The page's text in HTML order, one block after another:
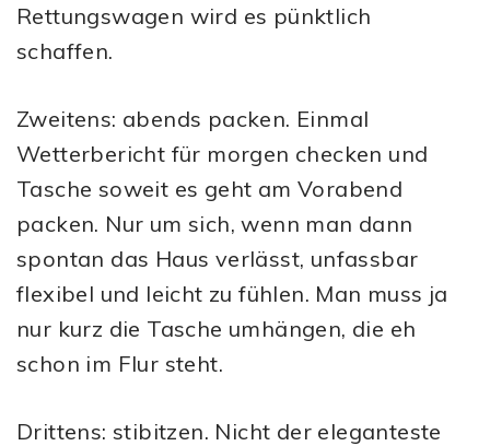
Rettungswagen wird es pünktlich
schaffen.
Zweitens: abends packen. Einmal
Wetterbericht für morgen checken und
Tasche soweit es geht am Vorabend
packen. Nur um sich, wenn man dann
spontan das Haus verlässt, unfassbar
flexibel und leicht zu fühlen. Man muss ja
nur kurz die Tasche umhängen, die eh
schon im Flur steht.
Drittens: stibitzen. Nicht der eleganteste